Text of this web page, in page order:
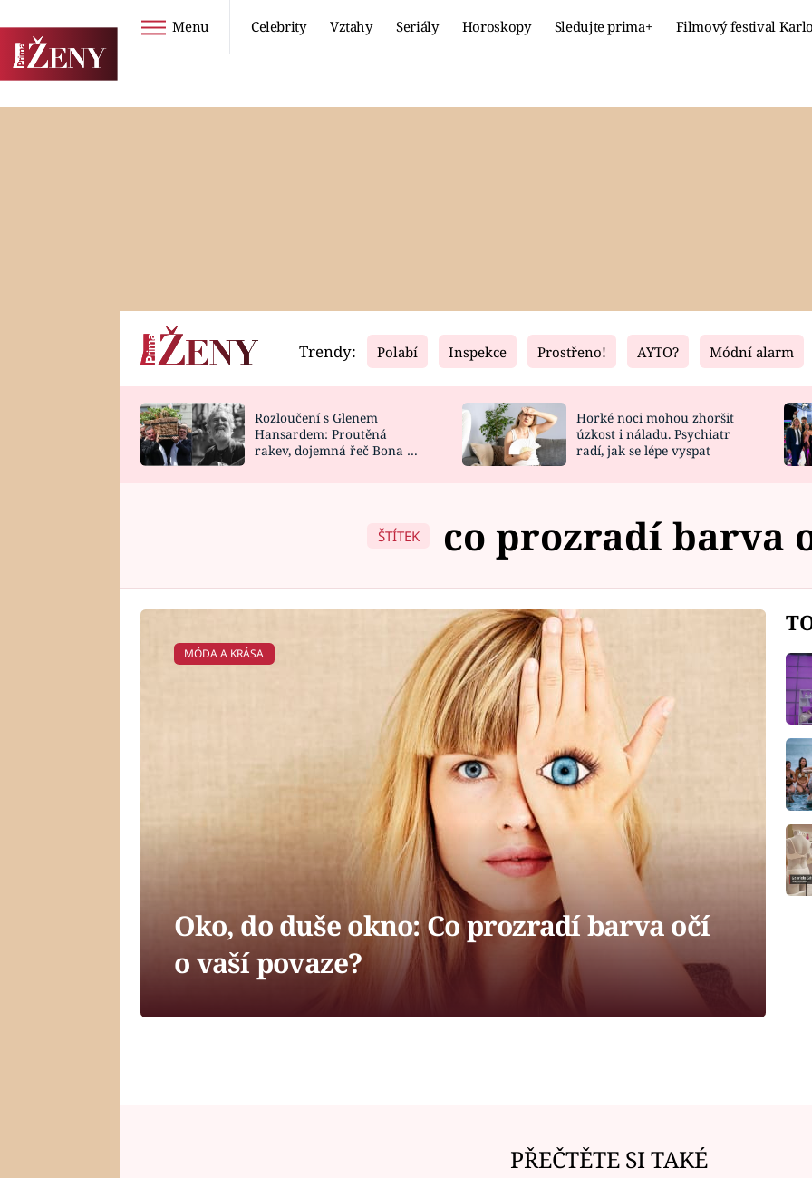
Menu Celebrity Vztahy Seriály Horoskopy Sledujte prima+ Filmový festival
Horoskopy
HOROSKOP NA
Video
CELEBRITY
VAŘENÍ
Fresh
NOVINKY
VIDEORECEPTY
Living
ZAHRADA
DESIGN
Trendy: Polabí Inspekce Prostřeno! AYTO? Módní alarm
Rozloučení s Glenem
Hansardem: Proutěná
rakev, dojemná řeč Bona a
Horké noci mohou zhoršit
úzkost i náladu. Psychiatr
radí, jak se lépe vyspat
ŠTÍTEK co prozradí barva
MÓDA A KRÁSA
Oko, do duše okno: Co prozradí barva očí
o vaší povaze?
PŘEČTĚTE SI TAKÉ